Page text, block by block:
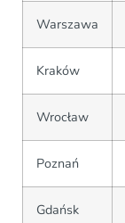
Warszawa
Kraków
Wrocław
Poznań
Gdańsk